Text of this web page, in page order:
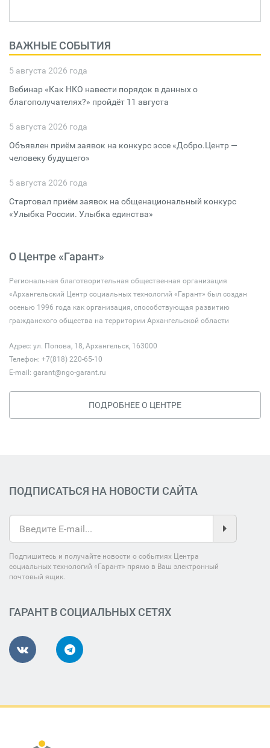
ВАЖНЫЕ СОБЫТИЯ
5 августа 2026 года
Вебинар «Как НКО навести порядок в данных о
благополучателях?» пройдёт 11 августа
5 августа 2026 года
Объявлен приём заявок на конкурс эссе «Добро.Центр —
человеку будущего»
5 августа 2026 года
Стартовал приём заявок на общенациональный конкурс
«Улыбка России. Улыбка единства»
О Центре «Гарант»
Региональная благотворительная общественная организация
«Архангельский Центр социальных технологий «Гарант» был создан
осенью 1996 года как организация, способствующая развитию
гражданского общества на территории Архангельской области
Адрес: ул. Попова, 18, Архангельск, 163000
Телефон: +7(818) 220-65-10
E-mail: garant@ngo-garant.ru
ПОДРОБНЕЕ О ЦЕНТРЕ
ПОДПИСАТЬСЯ НА НОВОСТИ САЙТА
Подпишитесь и получайте новости о событиях Центра
социальных технологий «Гарант» прямо в Ваш электронный
почтовый ящик.
ГАРАНТ В СОЦИАЛЬНЫХ СЕТЯХ